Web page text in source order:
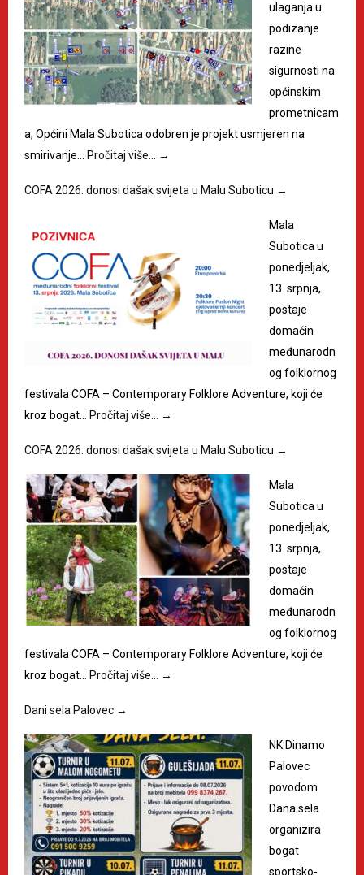
ulaganja u
podizanje
razine
sigurnosti na
općinskim
prometnicam
a, Općini Mala Subotica odobren je projekt usmjeren na
smirivanje… Pročitaj više… →
COFA 2026. donosi dašak svijeta u Malu Suboticu →
Mala
Subotica u
ponedjeljak,
13. srpnja,
postaje
domaćin
međunarodn
og folklornog
festivala COFA – Contemporary Folklore Adventure, koji će
kroz bogat… Pročitaj više… →
COFA 2026. donosi dašak svijeta u Malu Suboticu →
Mala
Subotica u
ponedjeljak,
13. srpnja,
postaje
domaćin
međunarodn
og folklornog
festivala COFA – Contemporary Folklore Adventure, koji će
kroz bogat… Pročitaj više… →
Dani sela Palovec →
NK Dinamo
Palovec
povodom
Dana sela
organizira
bogat
sportsko-